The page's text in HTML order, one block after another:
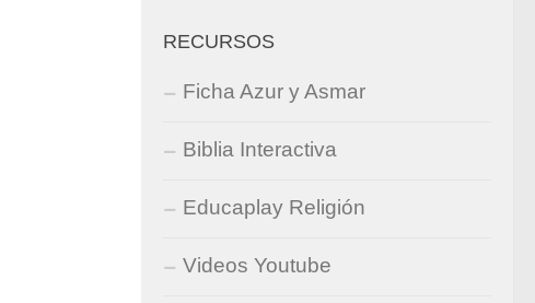
RECURSOS
Ficha Azur y Asmar
Biblia Interactiva
Educaplay Religión
Videos Youtube